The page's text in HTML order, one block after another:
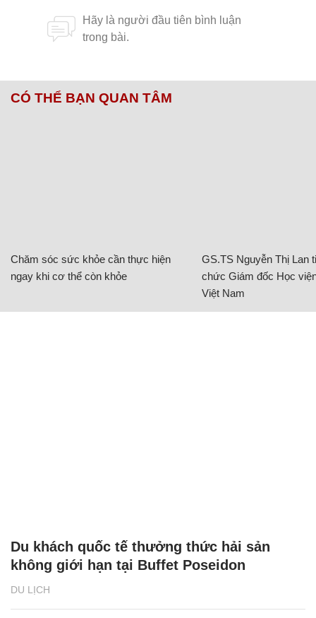
CÓ THỂ BẠN QUAN TÂM
Chăm sóc sức khỏe cần thực hiện
ngay khi cơ thể còn khỏe
GS.TS Nguyễn Thị Lan
chức Giám đốc Học
Việt Nam
DU LỊCH
Du khách quốc tế thưởng thức hải sản
không giới hạn tại Buffet Poseidon